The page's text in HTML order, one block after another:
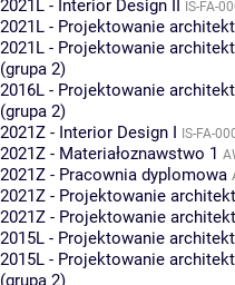
2021L - Interior Design II IS-FA-
2021L - Projektowanie
2021L - Projektowanie
(grupa 2)
2016L - Projektowanie
(grupa 2)
2021Z - Interior Design I IS-FA-
2021Z - Materiałoznawstwo 1
2021Z - Pracownia dyplomowa
2021Z - Projektowanie
2021Z - Projektowanie
2015L - Projektowanie
2015L - Projektowanie
(grupa 2)